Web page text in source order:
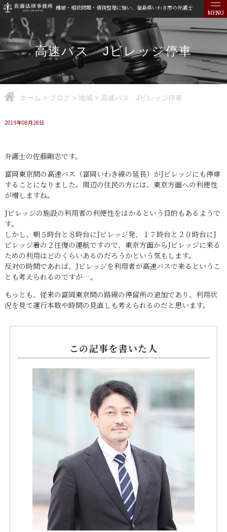
離婚・相続問題・債務整理に強い、福島県いわき市の弁護士
MENU
高速バス Jビレッジ停車
ホーム > ブログ> 地域 > 高速バス Jビレッジ停車
2019年08月28日
弁護士の佐藤剛志です。
富岡東京間の高速バス（富岡いわき線の延長）がJビレッジにも停車
することになりました。周辺の住民の方には、東京方面への利便性
が増しますね。
Jビレッジの施設の利用者の利便性をはかるという目的もあるようで
す。
しかし、朝５時台と８時台にJビレッジ発、１７時台と２０時台にJ
ビレッジ着の２往復の運航ですので、東京方面からJビレッジに来る
ための利用はどのくらいあるのだろうかという気もします。
反対の時間であれば、Jビレッジを利用者が高速バスで来るというこ
とも考えられるのですが…。
もっとも、従来の富岡東京間の路線の停留所の追加であり、利用状
況を見て運行本数や時間の見直しも考えられるのだと思います。
この記事を書いた人